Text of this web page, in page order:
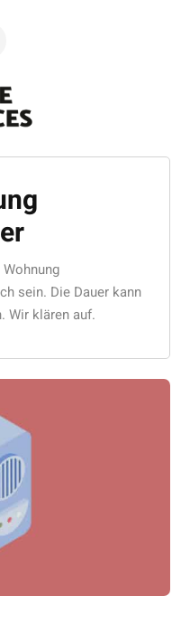
sein. Die Dauer kann
Wir klären auf.